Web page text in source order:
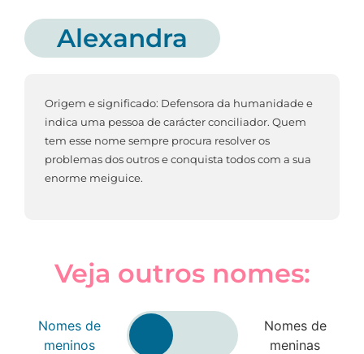
Alexandra
Origem e significado: Defensora da humanidade e
indica uma pessoa de carácter conciliador. Quem
tem esse nome sempre procura resolver os
problemas dos outros e conquista todos com a sua
enorme meiguice.
Veja outros nomes:
Nomes de
meninos
Nomes de
meninas